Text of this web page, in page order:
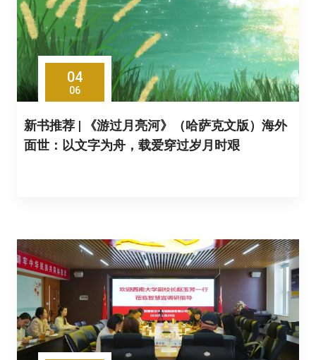
04
06
新书推荐 | 《游过月亮河》（哈萨克文版）海外
面世：以文字为舟，载爱穿过岁月时艰